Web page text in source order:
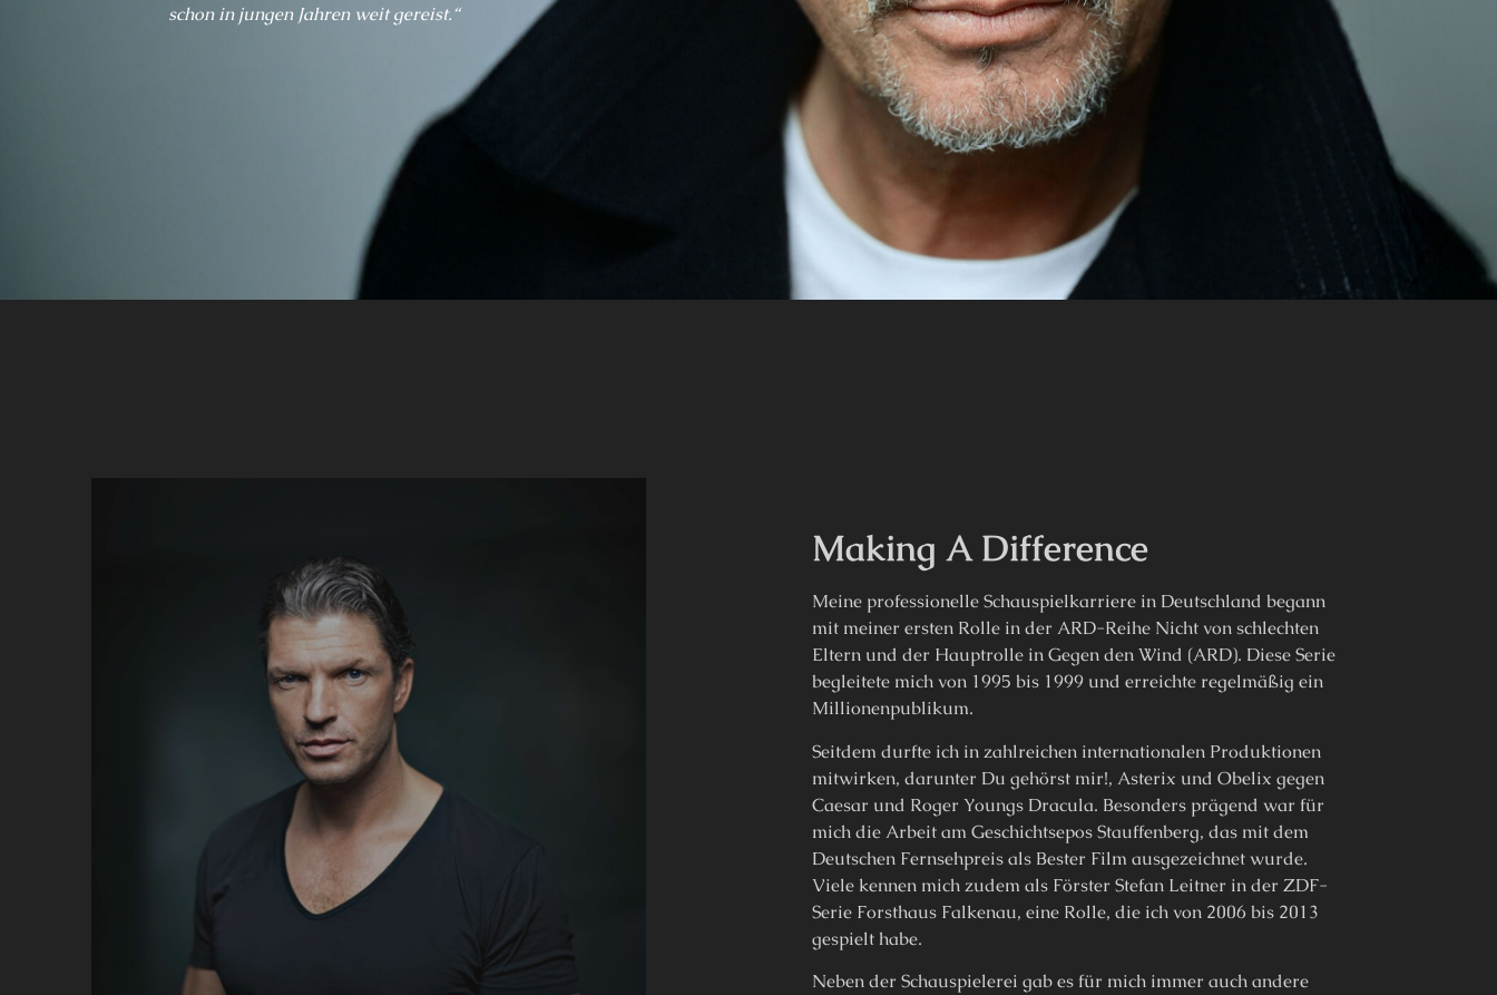
schon in jungen Jahren weit gereist.“
Making A Difference
Meine professionelle Schauspielkarriere in Deutschland begann
mit meiner ersten Rolle in der ARD-Reihe Nicht von schlechten
Eltern und der Hauptrolle in Gegen den Wind (ARD). Diese Serie
begleitete mich von 1995 bis 1999 und erreichte regelmäßig ein
Millionenpublikum.
Seitdem durfte ich in zahlreichen internationalen Produktionen
mitwirken, darunter Du gehörst mir!, Asterix und Obelix gegen
Caesar und Roger Youngs Dracula. Besonders prägend war für
mich die Arbeit am Geschichtsepos Stauffenberg, das mit dem
Deutschen Fernsehpreis als Bester Film ausgezeichnet wurde.
Viele kennen mich zudem als Förster Stefan Leitner in der ZDF-
Serie Forsthaus Falkenau, eine Rolle, die ich von 2006 bis 2013
gespielt habe.
Neben der Schauspielerei gab es für mich immer auch andere